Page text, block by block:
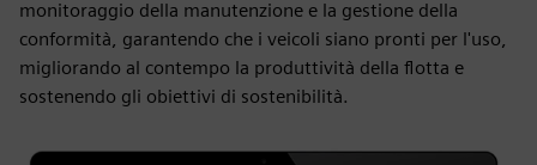
monitoraggio della manutenzione e la gestione della
conformità, garantendo che i veicoli siano pronti per l'uso,
migliorando al contempo la produttività della flotta e
sostenendo gli obiettivi di sostenibilità.